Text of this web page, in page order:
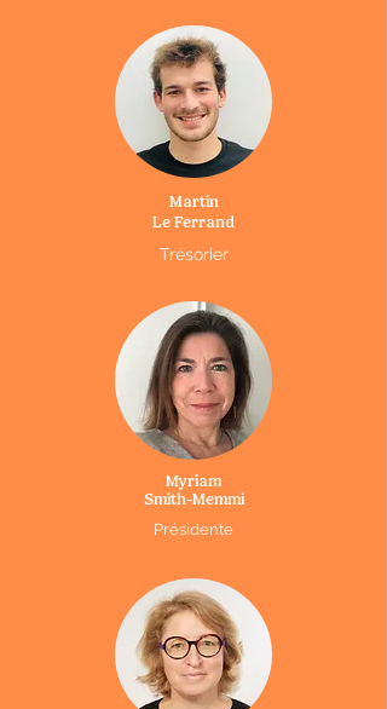
Martin
Le Ferrand
Trésorier
Myriam
Smith-Memmi
Présidente